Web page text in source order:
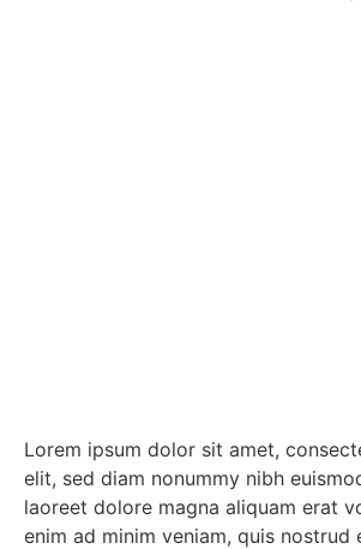
Lorem ipsum dolor sit amet,
elit, sed diam nonummy nibh
laoreet dolore magna aliquam erat
enim ad minim veniam, quis nostrud